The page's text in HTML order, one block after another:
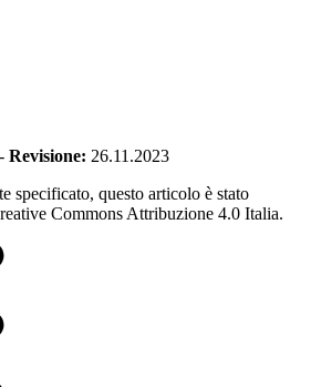
- Revisione: 26.11.2023
specificato, questo articolo è stato
Commons Attribuzione 4.0 Italia.